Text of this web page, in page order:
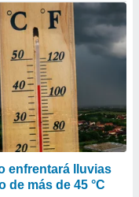
enfrentará lluvias
de más de 45 °C